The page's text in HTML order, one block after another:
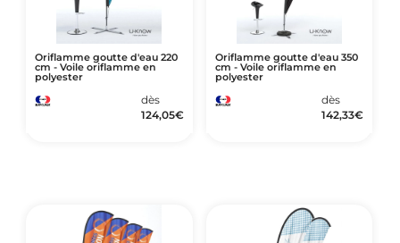
Oriflamme goutte d'eau 220
cm - Voile oriflamme en
polyester
dès
124,05€
Oriflamme goutte d'eau 350
cm - Voile oriflamme en
polyester
dès
142,33€